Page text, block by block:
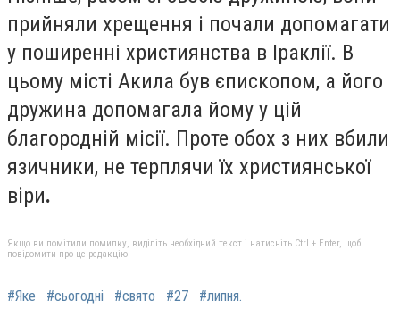
прийняли хрещення і почали допомагати
у поширенні християнства в Іраклії. В
цьому місті Акила був єпископом, а його
дружина допомагала йому у цій
благородній місії. Проте обох з них вбили
язичники, не терплячи їх християнської
віри.
Якщо ви помітили помилку, виділіть необхідний текст і натисніть Ctrl + Enter, щоб
повідомити про це редакцію
#Яке #сьогодні #свято #27 #липня.